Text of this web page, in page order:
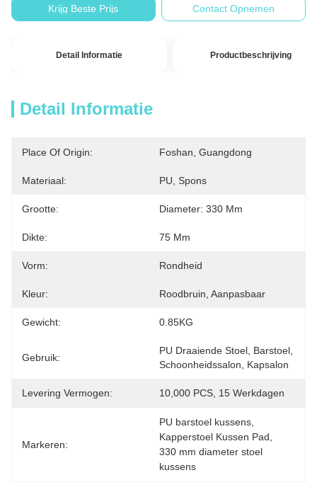
Krijg Beste Prijs Contact Opnemen
Detail Informatie Productbeschrijving
Detail Informatie
Place Of Origin: Foshan, Guangdong
Materiaal: PU, Spons
Grootte: Diameter: 330 Mm
Dikte: 75 Mm
Vorm: Rondheid
Kleur: Roodbruin, Aanpasbaar
Gewicht: 0.85KG
Gebruik:
PU Draaiende Stoel, Barstoel,
Schoonheidssalon, Kapsalon
Levering Vermogen: 10,000 PCS, 15 Werkdagen
Markeren:
PU barstoel kussens
Kapperstoel Kussen Pad
330 mm diameter stoel
kussens